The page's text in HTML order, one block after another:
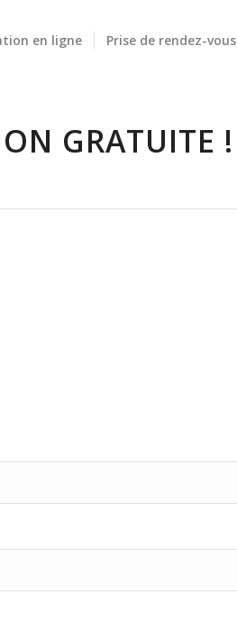
en ligne Prise de rendez-vous
GRATUITE !